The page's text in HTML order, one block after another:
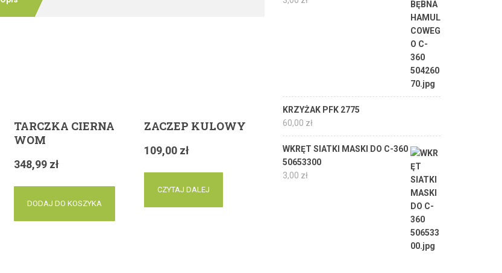
TARCZKA CIERNA
WOM
348,99 zł
DODAJ DO KOSZYKA
ZACZEP KULOWY
109,00 zł
CZYTAJ DALEJ
KRZYŻAK PFK 2775
60,00 zł
WKRĘT SIATKI MASKI DO C-360
50653300
3,00 zł